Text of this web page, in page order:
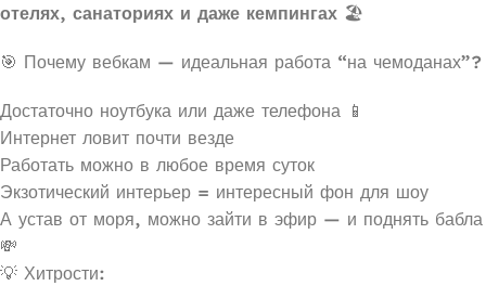
отелях, санаториях и даже кемпингах 🏖️
🎯 Почему вебкам — идеальная работа “на чемоданах”?
Достаточно ноутбука или даже телефона 📱
Интернет ловит почти везде
Работать можно в любое время суток
Экзотический интерьер = интересный фон для шоу
А устав от моря, можно зайти в эфир — и поднять бабла
💸
💡 Хитрости: